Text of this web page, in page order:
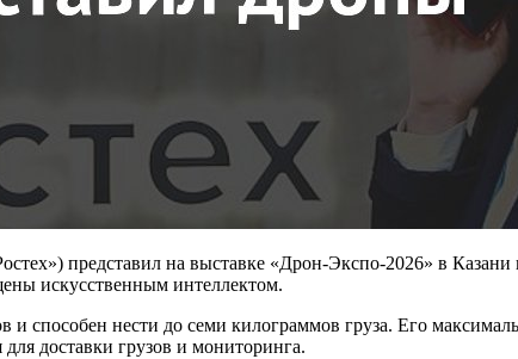
представил на выставке «Дрон-Экспо-2026» в
искусственным интеллектом.
нести до семи килограммов груза. Его
доставки грузов и мониторинга.